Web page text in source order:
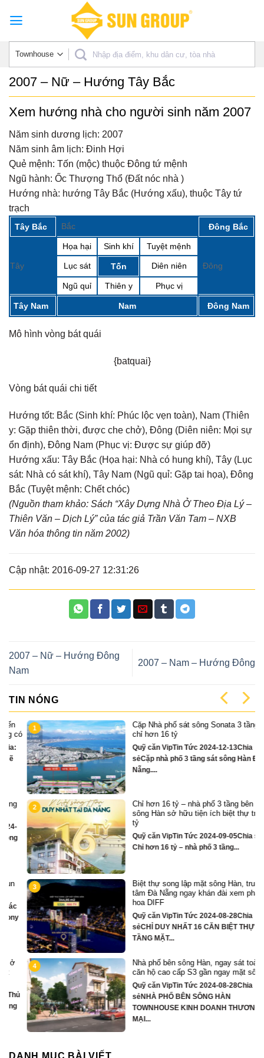
2007 – Nữ – Hướng Tây Bắc
Xem hướng nhà cho người sinh năm 2007
Năm sinh dương lịch: 2007
Năm sinh âm lịch: Đinh Hợi
Quẻ mệnh: Tốn (mộc) thuộc Đông tứ mệnh
Ngũ hành: Ốc Thượng Thổ (Đất nóc nhà )
Hướng nhà: hướng Tây Bắc (Hướng xấu), thuộc Tây tứ
trạch
Tây Bắc Bắc Đông Bắc
Tây
Họa hại Sinh khí Tuyệt mệnh
Đông
Lục sát Tốn Diên niên
Ngũ quỉ Thiên y Phục vị
Tây Nam Nam Đông Nam
Mô hình vòng bát quái
{batquai}
Vòng bát quái chi tiết
Hướng tốt: Bắc (Sinh khí: Phúc lộc vẹn toàn), Nam (Thiên
y: Gặp thiên thời, được che chở), Đông (Diên niên: Mọi sự
ổn định), Đông Nam (Phục vị: Được sự giúp đỡ)
Hướng xấu: Tây Bắc (Họa hại: Nhà có hung khí), Tây (Lục
sát: Nhà có sát khí), Tây Nam (Ngũ quỉ: Gặp tai họa), Đông
Bắc (Tuyệt mệnh: Chết chóc)
(Nguồn tham khảo: Sách “Xây Dựng Nhà Ở Theo Địa Lý –
Thiên Văn – Dịch Lý” của tác giả Trần Văn Tam – NXB
Văn hóa thông tin năm 2002)
Cập nhật: 2016-09-27 12:31:26
2007 – Nữ – Hướng Đông
Nam
2007 – Nam – Hướng Đông
TIN NÓNG
1
Cặp Nhà phố sát sông Sonata 3 tầng
chỉ hơn 16 tỷ
Quỹ căn VipTin Tức 2024-12-13Chia
sẻCặp nhà phố 3 tầng sát sông Hàn Đà
Nẵng....
2
Chỉ hơn 16 tỷ – nhà phố 3 tầng bên
sông Hàn sở hữu tiện ích biệt thự trăm
tỷ
Quỹ căn VipTin Tức 2024-09-05Chia sẻ
Chỉ hơn 16 tỷ – nhà phố 3 tầng...
Biệt thự song lập mặt sông Hàn, trung
tâm Đà Nẵng ngay khán đài xem pháo
hoa DIFF
Quỹ căn VipTin Tức 2024-08-28Chia
sẻCHỈ DUY NHẤT 16 CĂN BIỆT THỰ 3
TẦNG MẶT...
Nhà phố bên sông Hàn, ngay sát toà
căn hộ cao cấp S3 gần ngay mặt sông
Quỹ căn VipTin Tức 2024-08-28Chia
sẻNHÀ PHỐ BÊN SÔNG HÀN
TOWNHOUSE KINH DOANH THƯƠNG
MẠI...